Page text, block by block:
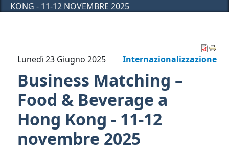
KONG - 11-12 NOVEMBRE 2025
Internazionalizzazione
Lunedì 23 Giugno 2025
Business Matching –
Food & Beverage a
Hong Kong - 11-12
novembre 2025